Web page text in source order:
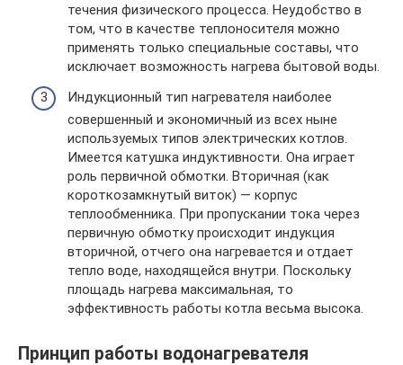
течения физического процесса. Неудобство в
том, что в качестве теплоносителя можно
применять только специальные составы, что
исключает возможность нагрева бытовой воды.
Индукционный тип нагревателя наиболее
совершенный и экономичный из всех ныне
используемых типов электрических котлов.
Имеется катушка индуктивности. Она играет
роль первичной обмотки. Вторичная (как
короткозамкнутый виток) — корпус
теплообменника. При пропускании тока через
первичную обмотку происходит индукция
вторичной, отчего она нагревается и отдает
тепло воде, находящейся внутри. Поскольку
площадь нагрева максимальная, то
эффективность работы котла весьма высока.
Принцип работы водонагревателя